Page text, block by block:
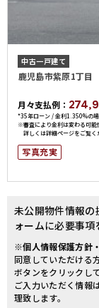
中古一戸建て
鹿児島市紫原1丁目
月々支払例：
*35年ローン / 金利1.350%の
※審査により金利は変わる可能
詳しくは詳細ページをご覧く
写真充実
未公開物件情報の
ォームに必要事項
※個人情報保護方針
同意していただける
ボタンをクリックし
ご入力いただく情報
理致します。